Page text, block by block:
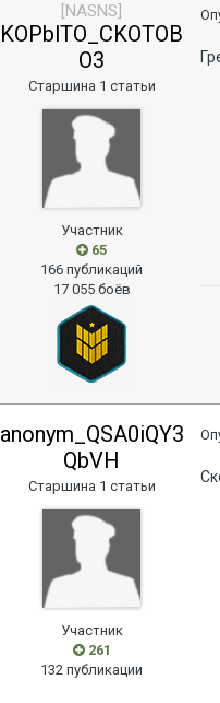
[NASNS]
KOPblTO_CKOTOB
O3
Старшина 1 статьи
Участник
65
166 публикаций
17 055 боёв
anonym_QSA0iQY3
QbVH
Старшина 1 статьи
Участник
261
132 публикации